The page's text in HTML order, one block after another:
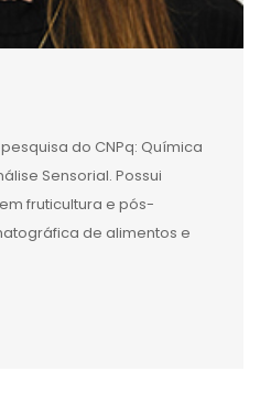
do CNPq: Química
Sensorial. Possui
fruticultura e pós-
de alimentos e